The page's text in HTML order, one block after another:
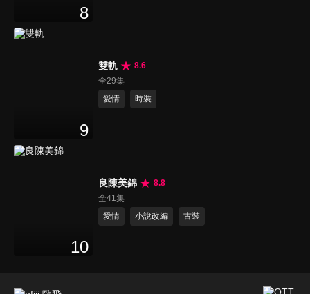
8
9
雙軌
8.6
全29集
愛情
時裝
10
良陳美錦
8.8
全41集
愛情
小說改編 古裝